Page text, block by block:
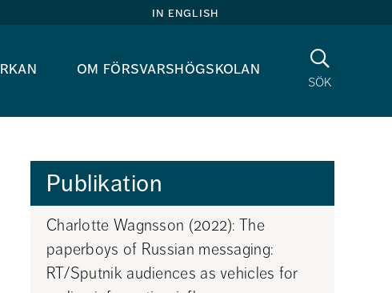
in english
om försvarshögskolan
sök
Sök
Publikation
Charlotte Wagnsson (2022): The
paperboys of Russian messaging:
RT/Sputnik audiences as vehicles for